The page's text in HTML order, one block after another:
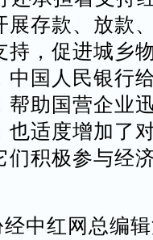
展存款、放款
持，促进城乡
中国人民银行
帮助国营企业
也适度增加了
们积极参与经
中红网总编